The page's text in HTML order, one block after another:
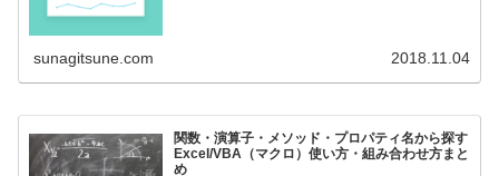
sunagitsune.com 2018.11.04
関数・演算子・メソッド・プロパティ名から探す
Excel/VBA（マクロ）使い方・組み合わせ方まと
め